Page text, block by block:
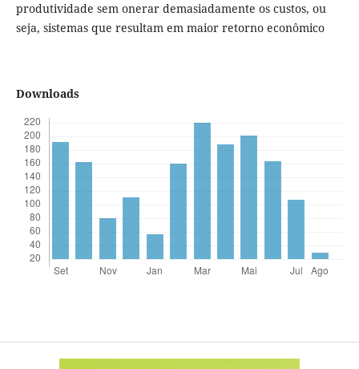
produtividade sem onerar demasiadamente os custos, ou
seja, sistemas que resultam em maior retorno econômico
Downloads